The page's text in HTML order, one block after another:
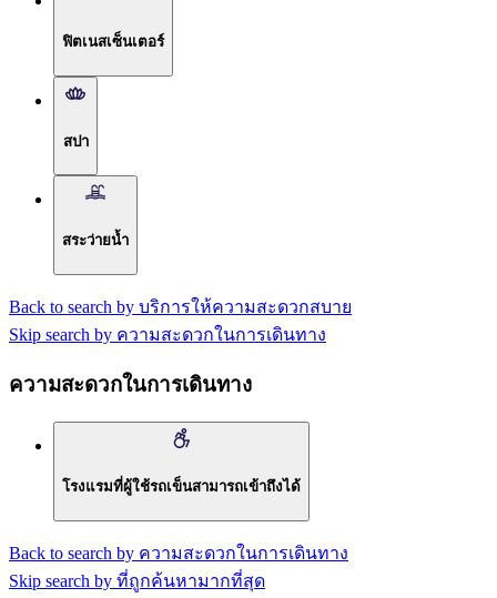
ฟิตเนสเซ็นเตอร์
สปา
สระว่ายน้ำ
Back to search by บริการให้ความสะดวกสบาย
Skip search by ความสะดวกในการเดินทาง
ความสะดวกในการเดินทาง
โรงแรมที่ผู้ใช้รถเข็นสามารถเข้าถึงได้
Back to search by ความสะดวกในการเดินทาง
Skip search by ที่ถูกค้นหามากที่สุด